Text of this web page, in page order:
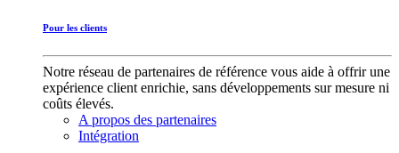
Pour les clients
Notre réseau de partenaires de référence vous aide à offrir une
expérience client enrichie, sans développements sur mesure ni
coûts élevés.
A propos des partenaires
Intégration